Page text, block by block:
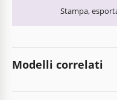
Stampa,
Modelli correlati